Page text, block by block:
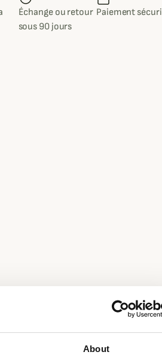
About
Échange ou retour
sous 90 jours
Paiement